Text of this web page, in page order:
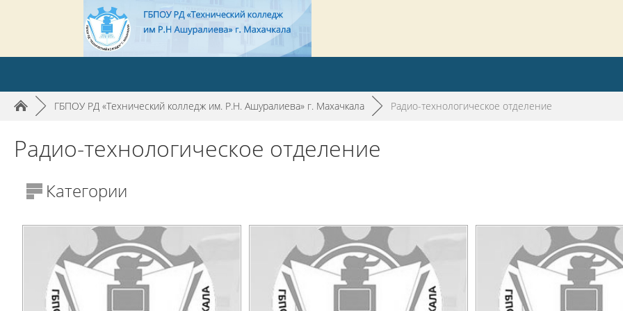
► ГБПОУ РД «Технический колледж им. Р.Н. Ашуралиева» г. Махачкала ► Радио-технологическое отделение
Радио-технологическое отделение
Категории